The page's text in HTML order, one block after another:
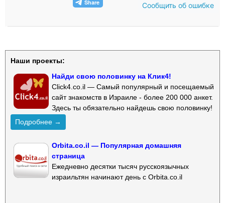
Сообщить об ошибке
Наши проекты:
Найди свою половинку на Клик4!
Click4.co.il — Самый популярный и посещаемый
сайт знакомств в Израиле - более 200 000 анкет.
Здесь ты обязательно найдешь свою половинку!
Подробнее →
Orbita.co.il — Популярная домашняя
страница
Ежедневно десятки тысяч русскоязычных
израильтян начинают день с Orbita.co.il